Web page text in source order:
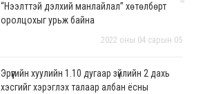
“Нээлттэй дэлхий манлайлал” хөтөлбөрт
оролцохыг урьж байна
2022 оны 04 сарын 05
Эрүүгийн хуулийн 1.10 дугаар зүйлийн 2 дахь
хэсгийг хэрэглэх талаар албан ёсны